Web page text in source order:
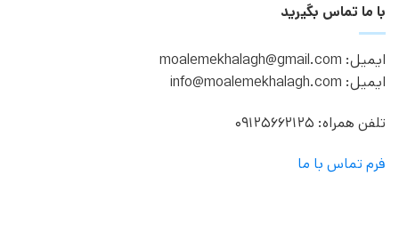
با ما تماس بگیرید
ایمیل: moalemekhalagh@gmail.com
ایمیل: info@moalemekhalagh.com
تلفن همراه: 09125662125
فرم تماس با ما